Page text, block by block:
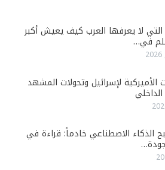
التي لا يعرفها العرب كيف يعيش أكبر
في…
الأميركية لإسرائيل وتحولات المشهد
الذكاء الاصطناعي خادماً: قراءة في